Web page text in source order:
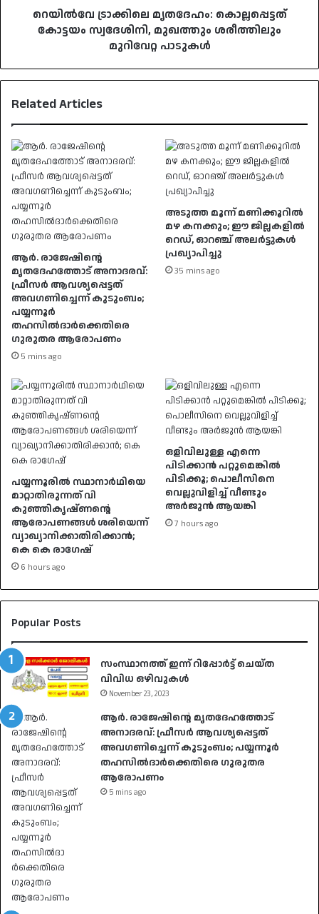
പാടുകൾറെയിൽവേ ട്രാക്കിലെ മൃതദേഹം: കൊല്ലപ്പെട്ടത്
കോട്ടയം സ്വദേശിനി, മുഖത്തും ശരീത്തിലും
മുറിവേറ്റ പാടുകൾ
Related Articles
ആര്‍. രാജേഷിന്റെ
മൃതദേഹത്തോട് അനാദരവ്:
ഫ്രീസര്‍ ആവശ്യപ്പെട്ടത്
അവഗണിച്ചെന്ന് കുടുംബം;
പയ്യന്നൂര്‍
തഹസില്‍ദാര്‍ക്കെതിരെ
ഗുരുതര ആരോപണം
5 mins ago
അടുത്ത മൂന്ന് മണിക്കൂറിൽ
മഴ കനക്കും; ഈ ജില്ലകളിൽ
റെഡ്, ഓറഞ്ച് അലർട്ടുകൾ
പ്രഖ്യാപിച്ചു
35 mins ago
പയ്യന്നൂരിൽ സ്ഥാനാർഥിയെ
മാറ്റാതിരുന്നത് വി
കുഞ്ഞികൃഷ്ണന്റെ
ആരോപണങ്ങൾ ശരിയെന്ന്
വ്യാഖ്യാനിക്കാതിരിക്കാൻ;
കെ കെ രാഗേഷ്
6 hours ago
ഒളിവിലുള്ള എന്നെ
പിടിക്കാൻ പറ്റുമെങ്കിൽ
പിടിക്കൂ; പൊലീസിനെ
വെല്ലുവിളിച്ച് വീണ്ടും
അർജുൻ ആയങ്കി
7 hours ago
Popular Posts
സംസ്ഥാനത്ത് ഇന്ന് റിപ്പോർട്ട് ചെയ്ത
വിവിധ ഒഴിവുകൾ
November 23, 2023
ആര്‍. രാജേഷിന്റെ മൃതദേഹത്തോട്
അനാദരവ്: ഫ്രീസര്‍ ആവശ്യപ്പെട്ടത്
അവഗണിച്ചെന്ന് കുടുംബം; പയ്യന്നൂര്‍
തഹസില്‍ദാര്‍ക്കെതിരെ ഗുരുതര
ആരോപണം
5 mins ago